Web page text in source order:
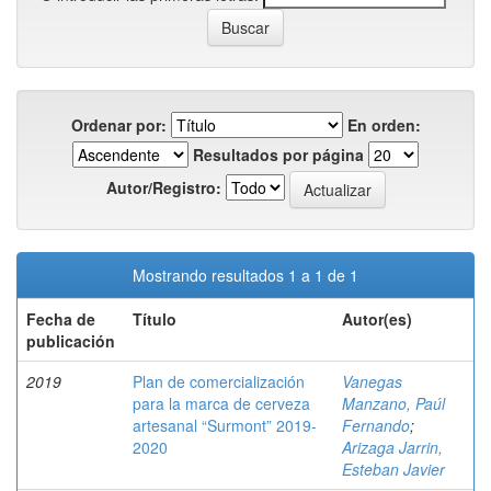
Ordenar por:
En orden:
Resultados por página
Autor/Registro:
Mostrando resultados 1 a 1 de 1
Fecha de
publicación
Título Autor(es)
2019
Plan de comercialización
para la marca de cerveza
artesanal “Surmont” 2019-
2020
Vanegas
Manzano, Paúl
Fernando;
Arizaga Jarrin,
Esteban Javier